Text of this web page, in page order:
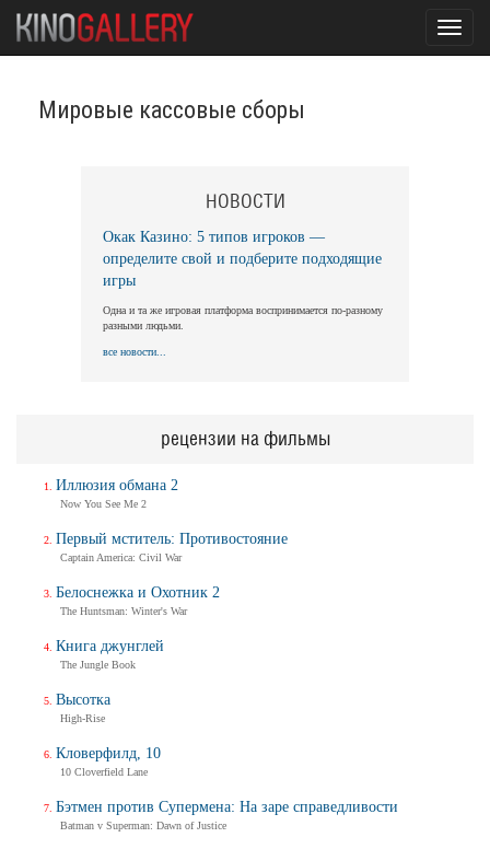
Мировые кассовые сборы
НОВОСТИ
Окак Казино: 5 типов игроков —
определите свой и подберите подходящие
игры
Одна и та же игровая платформа воспринимается по-разному
разными людьми.
все новости...
рецензии на фильмы
Иллюзия обмана 2
Now You See Me 2
Первый мститель: Противостояние
Captain America: Civil War
Белоснежка и Охотник 2
The Huntsman: Winter's War
Книга джунглей
The Jungle Book
Высотка
High-Rise
Кловерфилд, 10
10 Cloverfield Lane
Бэтмен против Супермена: На заре справедливости
Batman v Superman: Dawn of Justice